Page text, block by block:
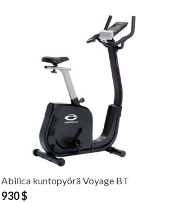
Abilica kuntopyörä Voyage BT
930 $